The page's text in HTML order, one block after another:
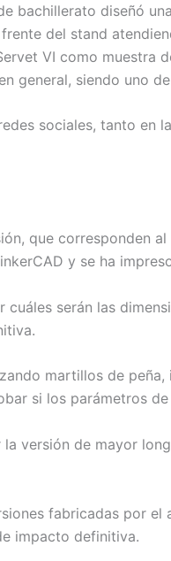
bachillerato diseñó
del stand
VI como
general, siendo uno
sociales, tanto en
que corresponden
y se ha
serán las
martillos de
si los parámetros
versión de mayor
fabricadas por
impacto definitiva.